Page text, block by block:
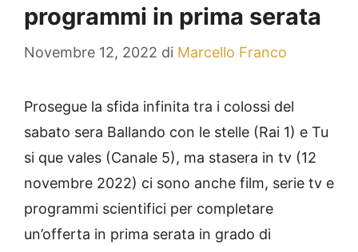
programmi in prima serata
Novembre 12, 2022 di Marcello Franco
Prosegue la sfida infinita tra i colossi del
sabato sera Ballando con le stelle (Rai 1) e Tu
si que vales (Canale 5), ma stasera in tv (12
novembre 2022) ci sono anche film, serie tv e
programmi scientifici per completare
un’offerta in prima serata in grado di